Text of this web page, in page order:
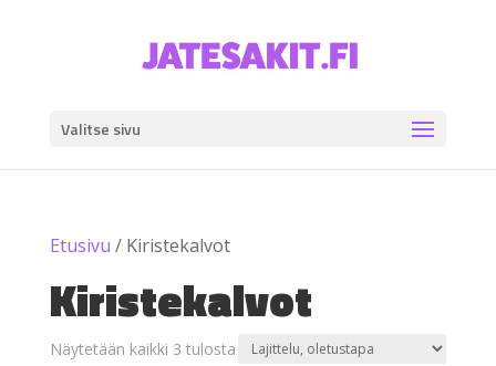
Valitse sivu
Etusivu / Kiristekalvot
Kiristekalvot
Näytetään kaikki 3 tulosta